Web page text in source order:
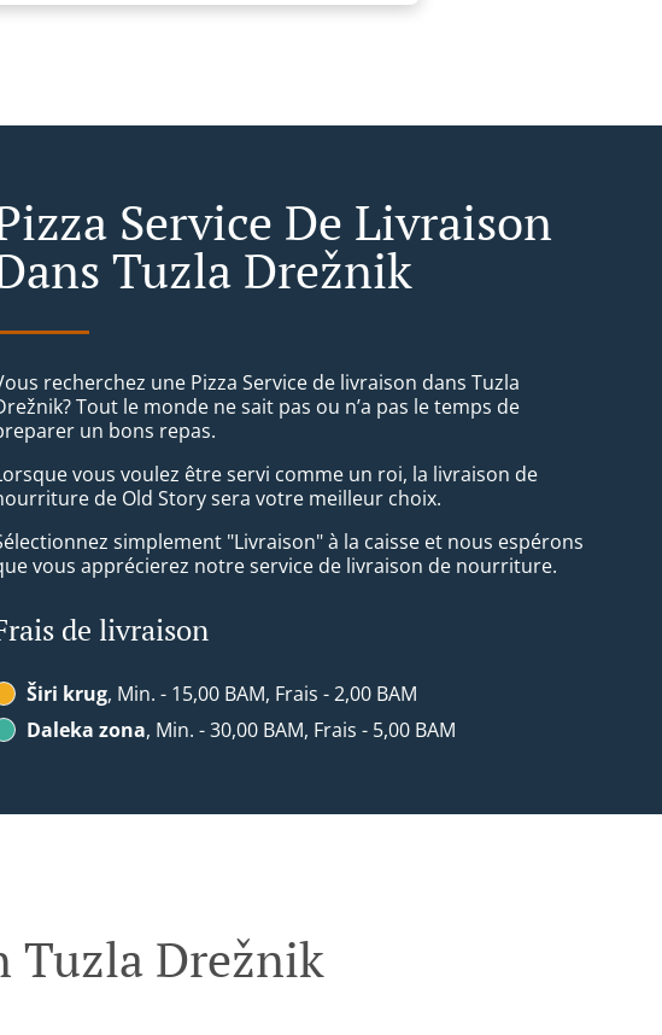
Service De Livraison
Tuzla Drežnik
recherchez une Pizza Service de livraison dans Tuzla
Tout le monde ne sait pas ou n’a pas le temps de
un bons repas.
vous voulez être servi comme un roi, la livraison de
de Old Story sera votre meilleur choix.
simplement "Livraison" à la caisse et nous espérons
vous apprécierez notre service de livraison de nourriture.
de livraison
Širi krug, Min. - 15,00 BAM, Frais - 2,00 BAM
Daleka zona, Min. - 30,00 BAM, Frais - 5,00 BAM
Tuzla Drežnik